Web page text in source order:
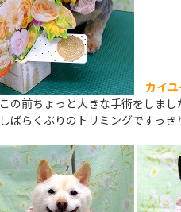
カイ
この前ちょっと大きな手術をしま
しばらくぶりのトリミングですっき